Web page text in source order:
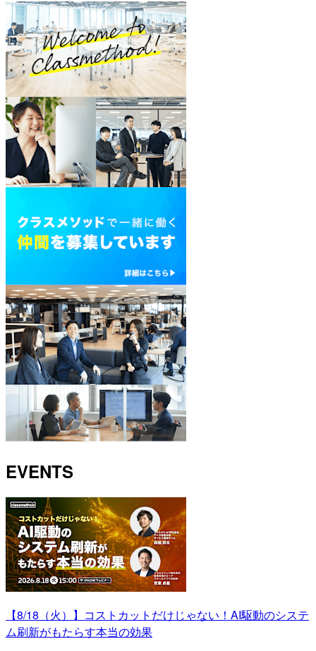
EVENTS
【8/18（火）】コストカットだけじゃない！AI駆動のシステ
ム刷新がもたらす本当の効果